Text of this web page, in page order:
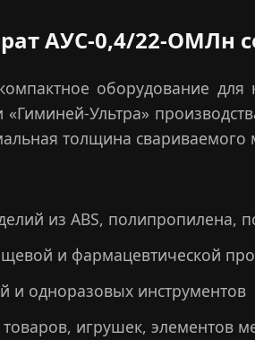
АУС-0,4/22-ОМЛн
оборудование для
«Гиминей-Ультра»
толщина
из ABS, полипропилена,
и фармацевтической
и одноразовых инструментов
игрушек, элементов